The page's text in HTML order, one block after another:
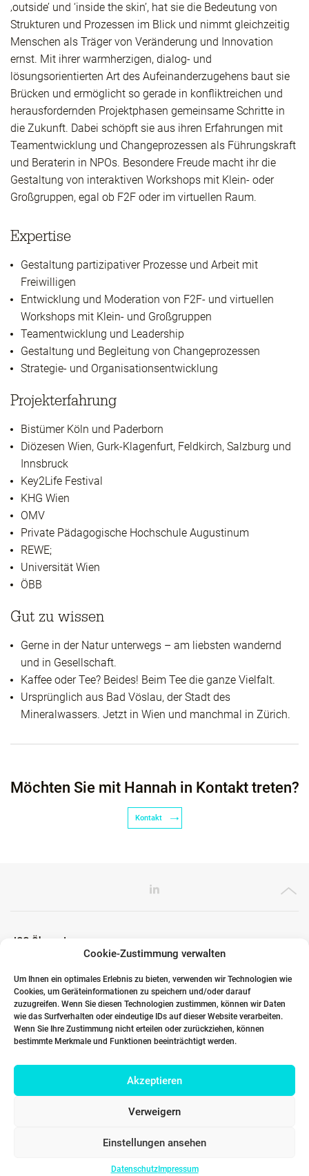
Cookie-Zustimmung verwalten
Um Ihnen ein optimales Erlebnis zu bieten, verwenden wir Technologien wie
Cookies, um Geräteinformationen zu speichern und/oder darauf
zuzugreifen. Wenn Sie diesen Technologien zustimmen, können wir Daten
wie das Surfverhalten oder eindeutige IDs auf dieser Website verarbeiten.
Wenn Sie Ihre Zustimmung nicht erteilen oder zurückziehen, können
bestimmte Merkmale und Funktionen beeinträchtigt werden.
Akzeptieren
Verweigern
Einstellungen ansehen
DatenschutzImpressum
‚outside’ und ‘inside the skin’, hat sie die Bedeutung von
Strukturen und Prozessen im Blick und nimmt gleichzeitig
Menschen als Träger von Veränderung und Innovation
ernst. Mit ihrer warmherzigen, dialog- und
lösungsorientierten Art des Aufeinanderzugehens baut sie
Brücken und ermöglicht so gerade in konfliktreichen und
herausfordernden Projektphasen gemeinsame Schritte in
die Zukunft. Dabei schöpft sie aus ihren Erfahrungen mit
Teamentwicklung und Changeprozessen als Führungskraft
und Beraterin in NPOs. Besondere Freude macht ihr die
Gestaltung von interaktiven Workshops mit Klein- oder
Großgruppen, egal ob F2F oder im virtuellen Raum.
Expertise
Gestaltung partizipativer Prozesse und Arbeit mit
Freiwilligen
Entwicklung und Moderation von F2F- und virtuellen
Workshops mit Klein- und Großgruppen
Teamentwicklung und Leadership
Gestaltung und Begleitung von Changeprozessen
Strategie- und Organisationsentwicklung
Projekterfahrung
Bistümer Köln und Paderborn
Diözesen Wien, Gurk-Klagenfurt, Feldkirch, Salzburg und
Innsbruck
Key2Life Festival
KHG Wien
OMV
Private Pädagogische Hochschule Augustinum
REWE;
Universität Wien
ÖBB
Gut zu wissen
Gerne in der Natur unterwegs – am liebsten wandernd
und in Gesellschaft.
Kaffee oder Tee? Beides! Beim Tee die ganze Vielfalt.
Ursprünglich aus Bad Vöslau, der Stadt des
Mineralwassers. Jetzt in Wien und manchmal in Zürich.
Möchten Sie mit Hannah in Kontakt treten?
Kontakt
ICG Ökosystem
Globale Partner